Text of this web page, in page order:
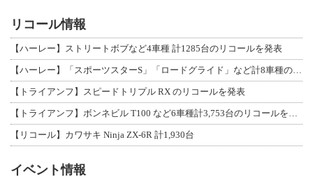
リコール情報
【ハーレー】ストリートボブなど4車種 計1285台のリコールを発表
【トライアンフ】スピードトリプル RX のリコールを発表
【リコール】カワサキ Ninja ZX-6R 計1,930台
イベント情報